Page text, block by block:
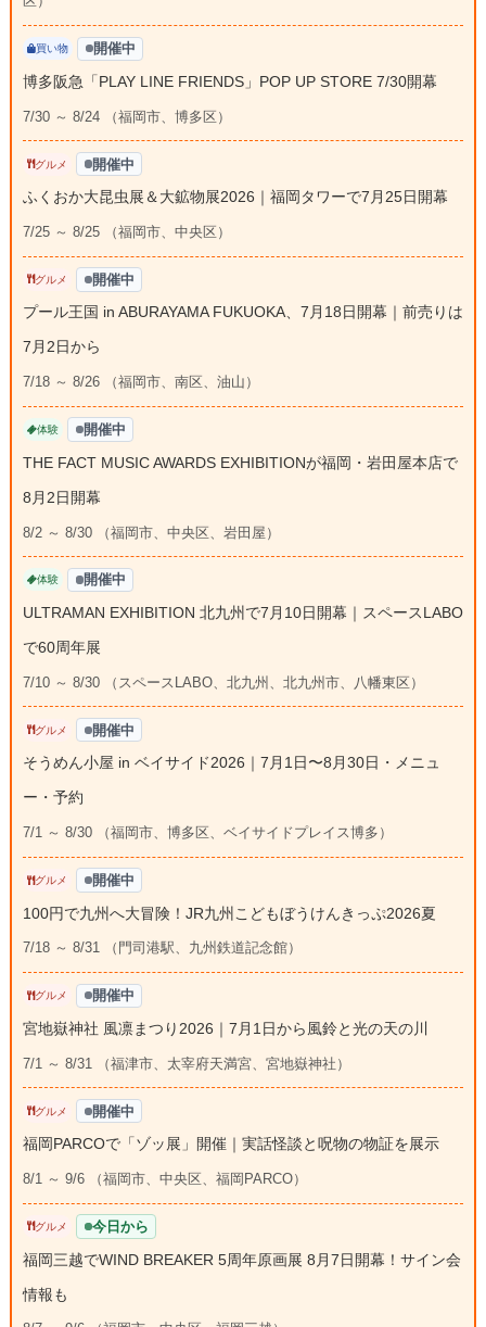
買い物 開催中
博多阪急「PLAY LINE FRIENDS」POP UP STORE 7/30開幕
7/30 ～ 8/24 （福岡市、博多区）
グルメ 開催中
ふくおか大昆虫展＆大鉱物展2026｜福岡タワーで7月25日開幕
7/25 ～ 8/25 （福岡市、中央区）
グルメ 開催中
プール王国 in ABURAYAMA FUKUOKA、7月18日開幕｜前売りは
7月2日から
7/18 ～ 8/26 （福岡市、南区、油山）
体験 開催中
THE FACT MUSIC AWARDS EXHIBITIONが福岡・岩田屋本店で
8月2日開幕
8/2 ～ 8/30 （福岡市、中央区、岩田屋）
体験 開催中
ULTRAMAN EXHIBITION 北九州で7月10日開幕｜スペースLABO
で60周年展
7/10 ～ 8/30 （スペースLABO、北九州、北九州市、八幡東区）
グルメ 開催中
そうめん小屋 in ベイサイド2026｜7月1日〜8月30日・メニュ
ー・予約
7/1 ～ 8/30 （福岡市、博多区、ベイサイドプレイス博多）
グルメ 開催中
100円で九州へ大冒険！JR九州こどもぼうけんきっぷ2026夏
7/18 ～ 8/31 （門司港駅、九州鉄道記念館）
グルメ 開催中
宮地嶽神社 風凛まつり2026｜7月1日から風鈴と光の天の川
7/1 ～ 8/31 （福津市、太宰府天満宮、宮地嶽神社）
グルメ 開催中
福岡PARCOで「ゾッ展」開催｜実話怪談と呪物の物証を展示
8/1 ～ 9/6 （福岡市、中央区、福岡PARCO）
グルメ 今日から
福岡三越でWIND BREAKER 5周年原画展 8月7日開幕！サイン会
情報も